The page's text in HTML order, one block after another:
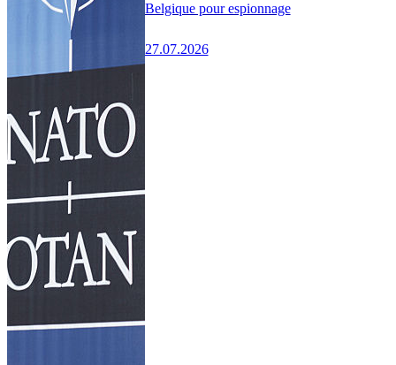
Belgique pour espionnage
27.07.2026